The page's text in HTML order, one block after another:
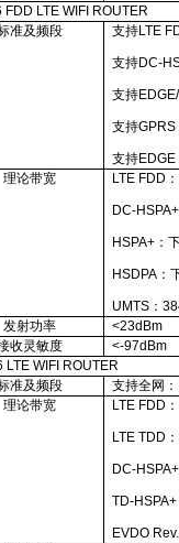
FDD LTE WIFI ROUTER
准及频段
支持LTE
支持DC-
支持
支持
支持
理论带宽
LTE FDD
DC-HSPA+
HSPA+ ：
HSDPA ：
UMTS ：
发射功率
<23dBm
收灵敏度
<-97dBm
LTE WIFI ROUTER
准及频段
支持全网：
理论带宽
LTE FDD
LTE TDD
DC-HSPA+
TD-HSPA+
EVDO